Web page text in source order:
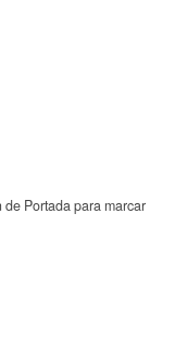
de Portada para marcar